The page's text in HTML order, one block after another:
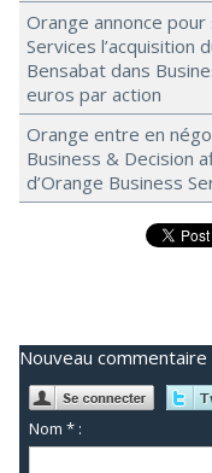
Orange annonce
Services l’acquisition
Bensabat dans
euros par action
Orange entre en
Business & Decision
d’Orange Business
Nouveau commentaire
Nom * :